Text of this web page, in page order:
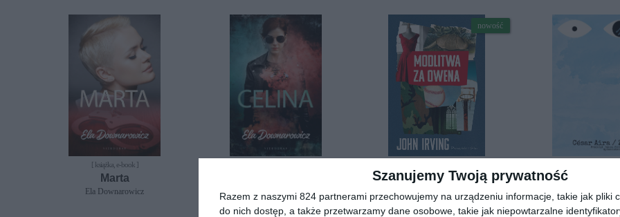
Szanujemy Twoją prywatność
Razem z naszymi 824 partnerami przechowujemy na urządzeniu informacje, takie jak pliki
do nich dostęp, a także przetwarzamy dane osobowe, takie jak niepowtarzalne
[ książka, e-book ]
Marta
Ela Downarowicz Ela Downarowicz
nowość
Modlitwa za Owena
John Irving Cesar Aira